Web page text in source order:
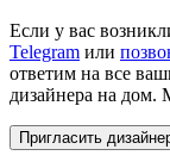
Если у вас
Telegram или
ответим на все
дизайнера на
Пригласить